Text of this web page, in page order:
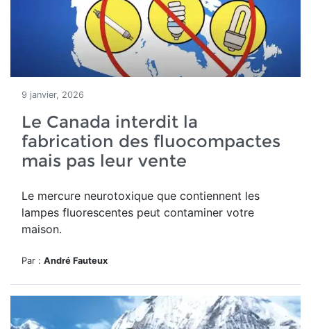
9 janvier, 2026
Le Canada interdit la
fabrication des fluocompactes
mais pas leur vente
Le mercure neurotoxique que contiennent les
lampes fluorescentes peut contaminer votre
maison.
Par : André Fauteux